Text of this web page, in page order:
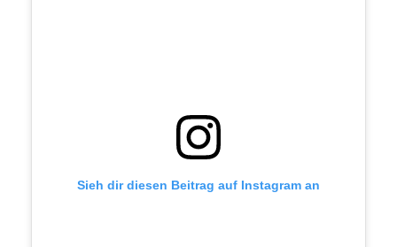
Sieh dir diesen Beitrag auf Instagram an